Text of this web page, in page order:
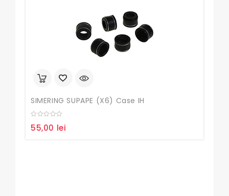
SIMERING SUPAPE (X6) Case IH
out
55,00 lei